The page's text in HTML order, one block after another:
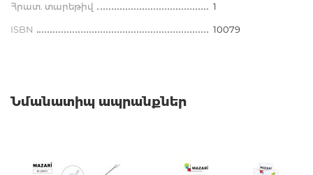
Հրատ. տարեթիվ 1
ISBN 10079
Նմանատիպ ապրանքներ